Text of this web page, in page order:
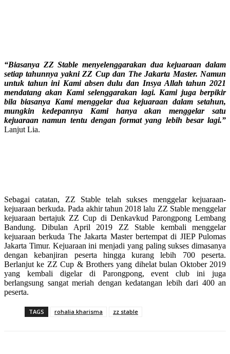
“Biasanya ZZ Stable menyelenggarakan dua kejuaraan dalam
setiap tahunnya yakni ZZ Cup dan The Jakarta Master. Namun
untuk tahun ini Kami absen dulu dan Insya Allah tahun 2021
mendatang akan Kami selenggarakan lagi. Kami juga berpikir
bila biasanya Kami menggelar dua kejuaraan dalam setahun,
mungkin kedepannya Kami hanya akan menggelar satu
kejuaraan namun tentu dengan format yang lebih besar lagi.”
Lanjut Lia.
Sebagai catatan, ZZ Stable telah sukses menggelar kejuaraan-
kejuaraan berkuda. Pada akhir tahun 2018 lalu ZZ Stable menggelar
kejuaraan bertajuk ZZ Cup di Denkavkud Parongpong Lembang
Bandung. Dibulan April 2019 ZZ Stable kembali menggelar
kejuaraan berkuda The Jakarta Master bertempat di JIEP Pulomas
Jakarta Timur. Kejuaraan ini menjadi yang paling sukses dimasanya
dengan kebanjiran peserta hingga kurang lebih 700 peserta.
Berlanjut ke ZZ Cup & Brothers yang dihelat bulan Oktober 2019
yang kembali digelar di Parongpong, event club ini juga
berlangsung sangat meriah dengan kedatangan lebih dari 400 an
peserta.
TAGS rohalia kharisma zz stable